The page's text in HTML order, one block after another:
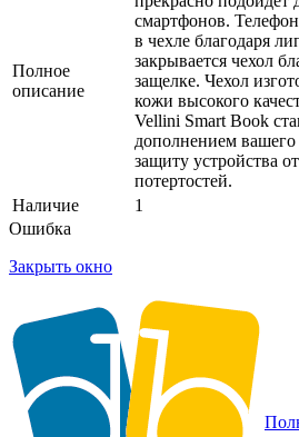
Полное
описание
смартфонов.
в чехле благодаря
закрывается чехол
защелке. Чехол
кожи высокого
Vellini Smart Book
дополнением
защиту устройства
потертостей.
Наличие
1
Ошибка
Закрыть окно